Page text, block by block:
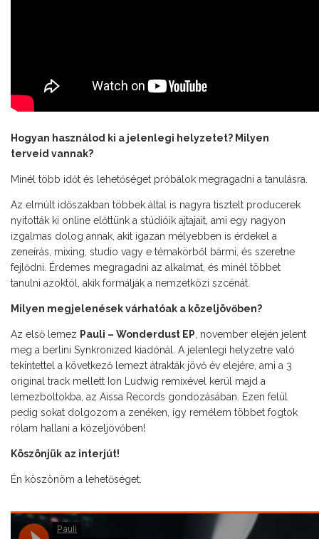
Hogyan használod ki a jelenlegi helyzetet? Milyen
terveid vannak?
Minél több időt és lehetőséget próbálok megragadni a tanulásra.
Az elmúlt időszakban többek által is nagyra tisztelt producerek
nyitották ki online előttünk a stúdióik ajtajait, ami egy nagyon
izgalmas dolog annak, akit igazan mélyebben is érdekel a
zeneírás, mixing, studio vagy e témakörből bármi, és szeretne
fejlődni. Érdemes megragadni az alkalmat, és minél többet
tanulni azoktól, akik formálják a nemzetközi szcénát.
Milyen megjelenések várhatóak a közeljövőben?
Az első lemez Pauli – Wonderdust EP , november elején jelent
meg a berlini Synkronized kiadónál. A jelenlegi helyzetre való
tekintettel a következő lemezt átrakták jövő év elejére, ami a 3
original track mellett Ion Ludwig remixével kerül majd a
lemezboltokba, az Aissa Records gondozásában. Ezen felül
pedig sokat dolgozom a zenéken, így remélem többet fogtok
rólam hallani a közeljövőben!
Köszönjük az interjút!
Én köszönöm a lehetőséget.